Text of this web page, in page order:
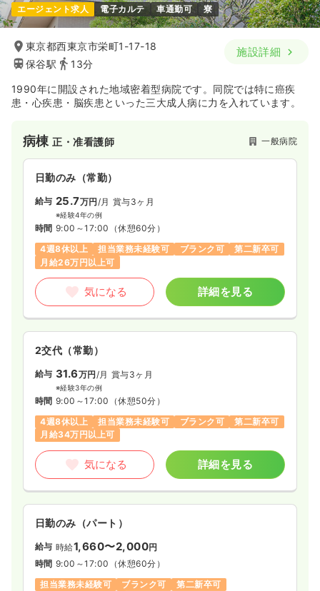
エージェント求人 電子カルテ 車通勤可 寮
東京都西東京市栄町1-17-18
保谷駅
13分
施設詳細
1990年に開設された地域密着型病院です。同院では特に癌疾
患・心疾患・脳疾患といった三大成人病に力を入れています。
病棟正・准看護師 一般病院
日勤のみ（常勤）
給与 25.7万円/月 賞与3ヶ月
※経験4年の例
時間 9:00～17:00 （休憩60分）
4週8休以上
担当業務未経験可 ブランク可
第二新卒可
月給26万円以上可
気になる 詳細を見る
2交代（常勤）
給与 31.6万円 /月 賞与3ヶ月
※経験3年の例
時間 9:00～17:00 （休憩50分）
4週8休以上
担当業務未経験可 ブランク可
第二新卒可
月給34万円以上可
気になる 詳細を見る
日勤のみ（パート）
給与 時給1,660〜2,000円
時間 9:00～17:00 （休憩60分）
担当業務未経験可
ブランク可
第二新卒可